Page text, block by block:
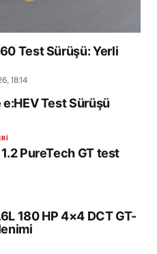
Test Sürüşü: Yerli
18:14
Test Sürüşü
PureTech GT test
180 HP 4×4 DCT GT-